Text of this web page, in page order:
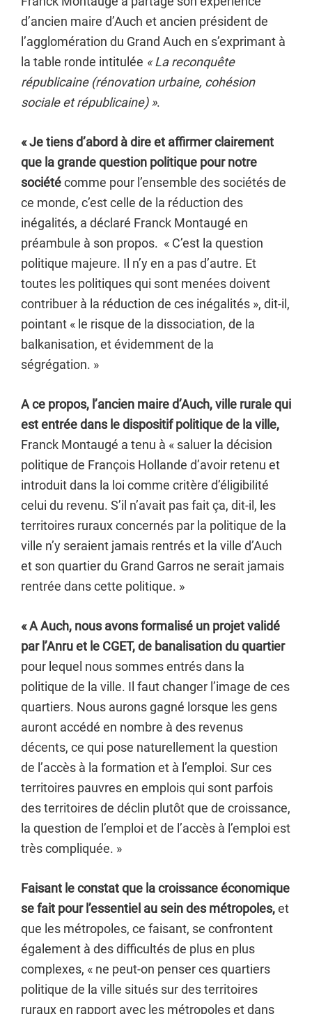
d’ancien maire d’Auch et ancien président de
l’agglomération du Grand Auch en s’exprimant à
la table ronde intitulée « La reconquête
républicaine (rénovation urbaine, cohésion
sociale et républicaine) ».
« Je tiens d’abord à dire et affirmer clairement
que la grande question politique pour notre
sociétécomme pour l’ensemble des sociétés de
ce monde, c’est celle de la réduction des
inégalités, a déclaré Franck Montaugé en
préambule à son propos. « C’est la question
politique majeure. Il n’y en a pas d’autre. Et
toutes les politiques qui sont menées doivent
contribuer à la réduction de ces inégalités », dit-il,
pointant « le risque de la dissociation, de la
balkanisation, et évidemment de la
ségrégation. »
A ce propos, l’ancien maire d’Auch, ville rurale qui
est entrée dans le dispositif politique de la ville,
Franck Montaugé a tenu à « saluer la décision
politique de François Hollande d’avoir retenu et
introduit dans la loi comme critère d’éligibilité
celui du revenu. S’il n’avait pas fait ça, dit-il, les
territoires ruraux concernés par la politique de la
ville n’y seraient jamais rentrés et la ville d’Auch
et son quartier du Grand Garros ne serait jamais
rentrée dans cette politique. »
« A Auch, nous avons formalisé un projet validé
par l’Anru et le CGET, de banalisation du quartier
pour lequel nous sommes entrés dans la
politique de la ville. Il faut changer l’image de ces
quartiers. Nous aurons gagné lorsque les gens
auront accédé en nombre à des revenus
décents, ce qui pose naturellement la question
de l’accès à la formation et à l’emploi. Sur ces
territoires pauvres en emplois qui sont parfois
des territoires de déclin plutôt que de croissance,
la question de l’emploi et de l’accès à l’emploi est
très compliquée. »
Faisant le constat que la croissance économique
se fait pour l’essentiel au sein des métropoles,et
que les métropoles, ce faisant, se confrontent
également à des difficultés de plus en plus
complexes, « ne peut-on penser ces quartiers
politique de la ville situés sur des territoires
ruraux en rapport avec les métropoles et dans